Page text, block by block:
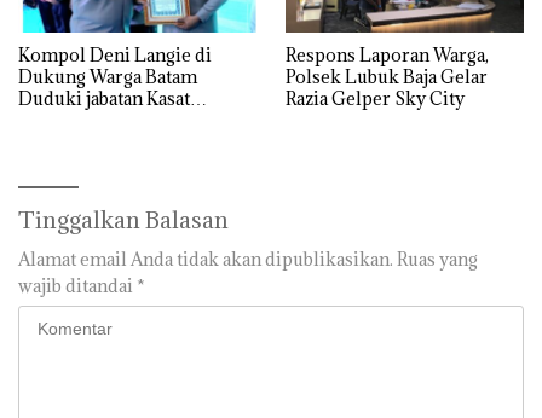
Kompol Deni Langie di
Dukung Warga Batam
Duduki jabatan Kasat
Respons Laporan Warga,
Polsek Lubuk Baja Gelar
Razia Gelper Sky City
Tinggalkan Balasan
Alamat email Anda tidak akan dipublikasikan. Ruas yang
wajib ditandai *